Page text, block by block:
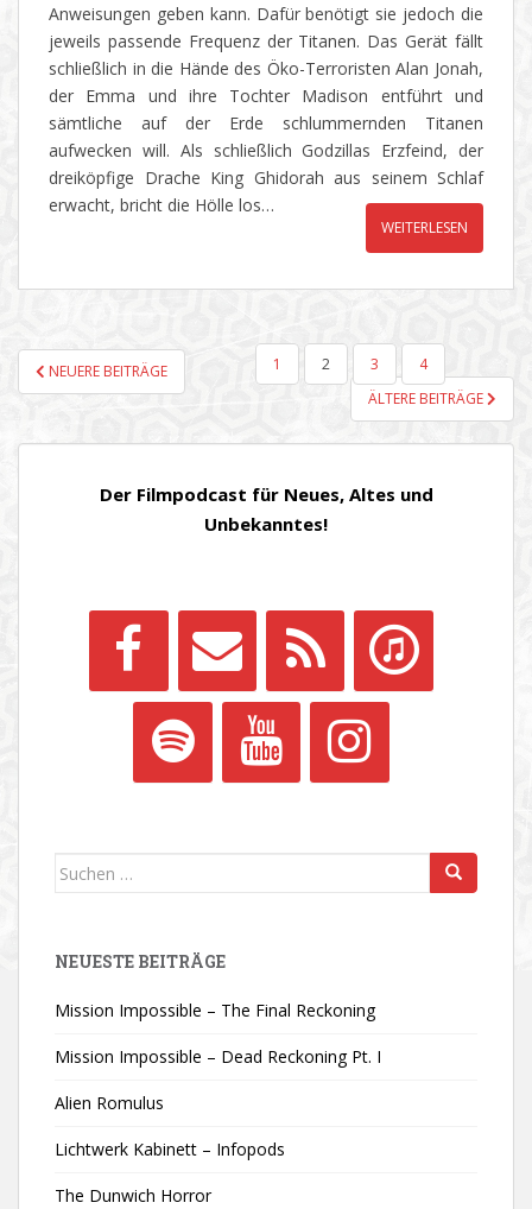
Anweisungen geben kann. Dafür benötigt sie jedoch die
jeweils passende Frequenz der Titanen. Das Gerät fällt
schließlich in die Hände des Öko-Terroristen Alan Jonah,
der Emma und ihre Tochter Madison entführt und
sämtliche auf der Erde schlummernden Titanen
aufwecken will. Als schließlich Godzillas Erzfeind, der
dreiköpfige Drache King Ghidorah aus seinem Schlaf
erwacht, bricht die Hölle los…
WEITERLESEN
SEITENNUMMERIERUNG
DER
NEUERE BEITRÄGE 1 2 3
4
ÄLTERE BEITRÄGE
Der Filmpodcast für Neues, Altes und
Unbekanntes!
Suchen
NEUESTE BEITRÄGE
Mission Impossible – The Final Reckoning
Mission Impossible – Dead Reckoning Pt. I
Alien Romulus
Lichtwerk Kabinett – Infopods
The Dunwich Horror